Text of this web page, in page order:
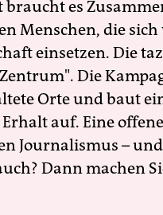
braucht es
Menschen, die
einsetzen. Die
Die
Orte und baut
auf. Eine
Journalismus –
Dann machen